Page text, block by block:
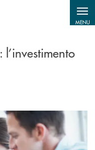
MENU
: l’investimento